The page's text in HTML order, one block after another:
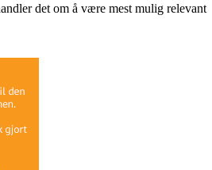
det om å være mest mulig relevant